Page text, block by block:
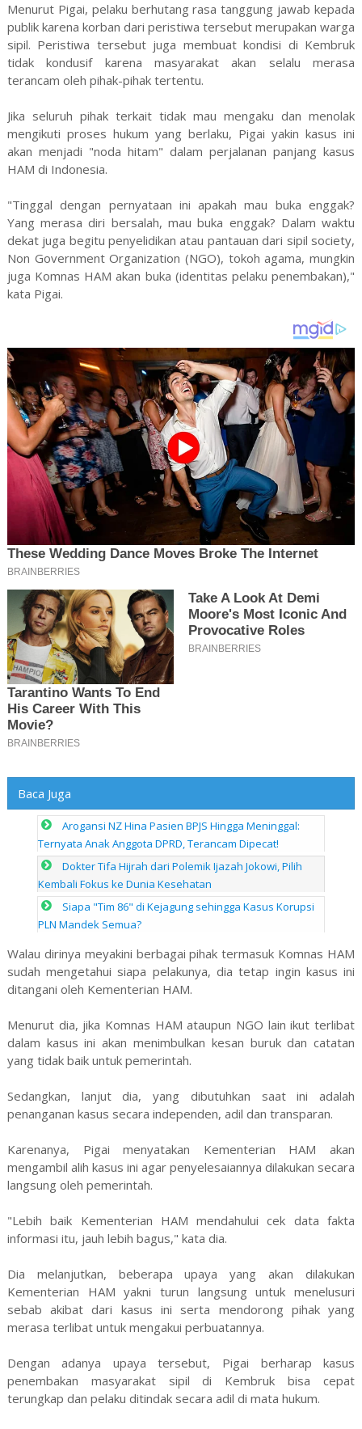
Menurut Pigai, pelaku berhutang rasa tanggung jawab kepada
publik karena korban dari peristiwa tersebut merupakan warga
sipil. Peristiwa tersebut juga membuat kondisi di Kembruk
tidak kondusif karena masyarakat akan selalu merasa
terancam oleh pihak-pihak tertentu.
Jika seluruh pihak terkait tidak mau mengaku dan menolak
mengikuti proses hukum yang berlaku, Pigai yakin kasus ini
akan menjadi "noda hitam" dalam perjalanan panjang kasus
HAM di Indonesia.
"Tinggal dengan pernyataan ini apakah mau buka enggak?
Yang merasa diri bersalah, mau buka enggak? Dalam waktu
dekat juga begitu penyelidikan atau pantauan dari sipil society,
Non Government Organization (NGO), tokoh agama, mungkin
juga Komnas HAM akan buka (identitas pelaku penembakan),"
kata Pigai.
Baca Juga
Arogansi NZ Hina Pasien BPJS Hingga Meninggal:
Ternyata Anak Anggota DPRD, Terancam Dipecat!
Dokter Tifa Hijrah dari Polemik Ijazah Jokowi, Pilih
Kembali Fokus ke Dunia Kesehatan
Siapa "Tim 86" di Kejagung sehingga Kasus Korupsi
PLN Mandek Semua?
Walau dirinya meyakini berbagai pihak termasuk Komnas HAM
sudah mengetahui siapa pelakunya, dia tetap ingin kasus ini
ditangani oleh Kementerian HAM.
Menurut dia, jika Komnas HAM ataupun NGO lain ikut terlibat
dalam kasus ini akan menimbulkan kesan buruk dan catatan
yang tidak baik untuk pemerintah.
Sedangkan, lanjut dia, yang dibutuhkan saat ini adalah
penanganan kasus secara independen, adil dan transparan.
Karenanya, Pigai menyatakan Kementerian HAM akan
mengambil alih kasus ini agar penyelesaiannya dilakukan secara
langsung oleh pemerintah.
"Lebih baik Kementerian HAM mendahului cek data fakta
informasi itu, jauh lebih bagus," kata dia.
Dia melanjutkan, beberapa upaya yang akan dilakukan
Kementerian HAM yakni turun langsung untuk menelusuri
sebab akibat dari kasus ini serta mendorong pihak yang
merasa terlibat untuk mengakui perbuatannya.
Dengan adanya upaya tersebut, Pigai berharap kasus
penembakan masyarakat sipil di Kembruk bisa cepat
terungkap dan pelaku ditindak secara adil di mata hukum.